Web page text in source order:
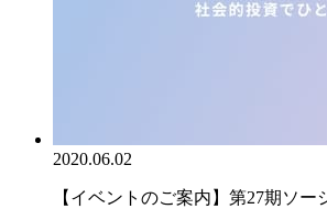
2020.06.02
【イベントのご案内】第27期ソー